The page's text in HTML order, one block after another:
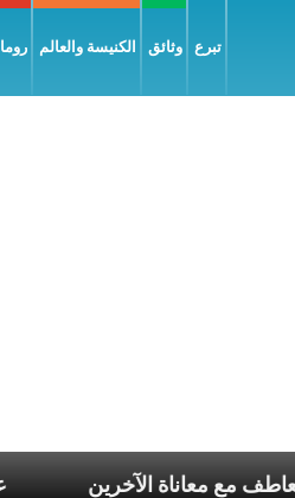
روما الكنيسة والعالم وثائق تبرع
يبدأ بالتعاطف مع معاناة الآخرين